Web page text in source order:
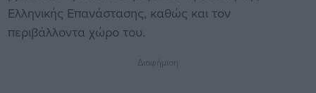
Ελληνικής Επανάστασης, καθώς και τον
περιβάλλοντα χώρο του.
Διαφήμιση